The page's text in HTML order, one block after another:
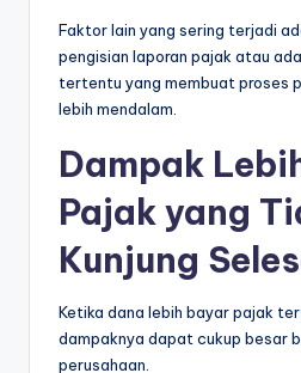
Faktor lain yang sering terjadi
pengisian laporan pajak atau
tertentu yang membuat proses
lebih mendalam.
Dampak
Pajak yang
Kunjung
Ketika dana lebih bayar pajak
dampaknya dapat cukup besar
perusahaan.